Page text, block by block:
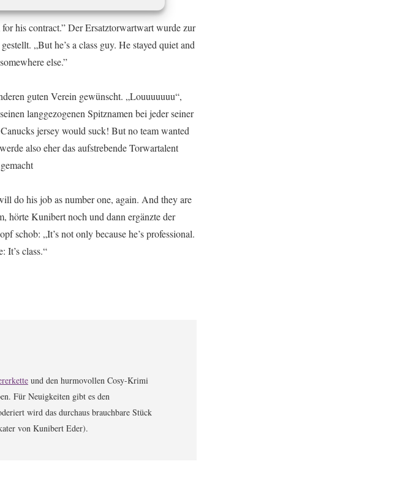
his contract.” Der Ersatztorwartwart wurde zur
„But he’s a class guy. He stayed quiet and
else.”
guten Verein gewünscht. „Louuuuuuu“,
langgezogenen Spitznamen bei jeder seiner
jersey would suck! But no team wanted
also eher das aufstrebende Torwartalent
do his job as number one, again. And they are
hörte Kunibert noch und dann ergänzte der
schob: „It’s not only because he’s professional.
It’s class.“
und den hurmovollen Cosy-Krimi
Für Neuigkeiten gibt es den
wird das durchaus brauchbare Stück
von Kunibert Eder).